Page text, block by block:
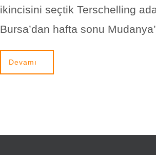
ikincisini seçtik Terschelling
Bursa’dan hafta sonu
Devamı